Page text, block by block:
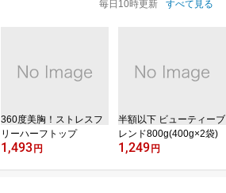
毎日10時更新 すべて見る
360度美胸！ストレスフ
リーハーフトップ
1,493 円
半額以下 ビューティーブ
レンド800g(400g×2袋)
1,249 円